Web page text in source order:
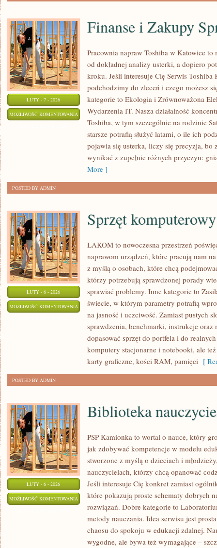
LUTY - 7 - 2026
MOŻLIWOŚĆ KOMENTOWANIA FINANSE
ZAKUPY
SPRZĘTU
Finanse i Zakupy
Pracownia napraw Toshiba w Katowice
od dokładnej analizy usterki, a dopiero
kroku. Jeśli interesuje Cię Serwis
podchodzimy do zleceń i czego możesz
kategorie to Ekologia i Zrównoważona
Wydarzenia IT. Nasza działalność
Toshiba, w tym szczególnie na rodzinie
starsze potrafią służyć latami, o ile ich
pojawia się usterka, liczy się precyzja,
wynikać z zupełnie różnych przyczyn:
More ]
POSTED BY ADMIN
LUTY - 6 - 2026
MOŻLIWOŚĆ KOMENTOWANIA SPRZĘT
KOMPUTEROWY
Sprzęt komputerowy
LAKOM to nowoczesna przestrzeń
naprawom urządzeń, które pracują nam
z myślą o osobach, które chcą
którzy potrzebują sprawdzonej porady
sprawiać problemy. Inne kategorie to
świecie, w którym parametry potrafią
na jasność i uczciwość. Zamiast pustych
sprawdzenia, benchmarki, instrukcje oraz
dopasować sprzęt do portfela i do
komputery stacjonarne i notebooki, ale
karty graficzne, kości RAM, pamięci [
POSTED BY ADMIN
LUTY - 6 - 2026
MOŻLIWOŚĆ KOMENTOWANIA BIBLIOTEKA
NAUCZYCIELA
Biblioteka
PSP Kamionka to wortal o nauce, który
jak zdobywać kompetencje w modelu
stworzone z myślą o dzieciach i
nauczycielach, którzy chcą opanować
Jeśli interesuje Cię konkret zamiast
które pokazują proste schematy dobrych
rozwiązań. Dobre kategorie to
metody nauczania. Idea serwisu jest
chaosu do spokoju w edukacji zdalnej.
wygodne, ale bywa też wymagające –